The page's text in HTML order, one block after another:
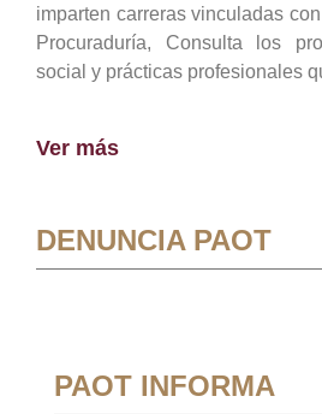
imparten carreras vinculadas
Procuraduría, Consulta los
social y prácticas profesionales
Ver más
DENUNCIA PAOT
PAOT INFORMA